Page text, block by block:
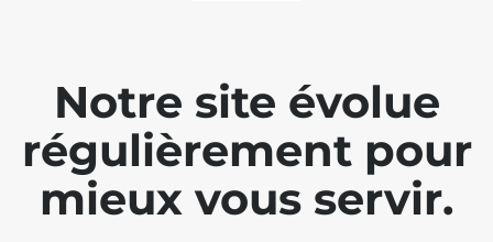
Notre site évolue
régulièrement pour
mieux vous servir.